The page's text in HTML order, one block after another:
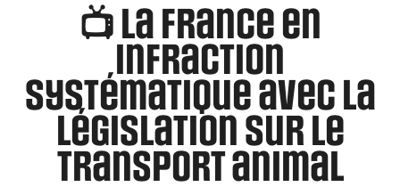
📺 La France en
infraction
systématique avec la
législation sur le
transport animal